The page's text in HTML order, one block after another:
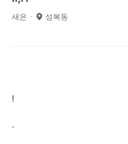
새은 성복동
!
.